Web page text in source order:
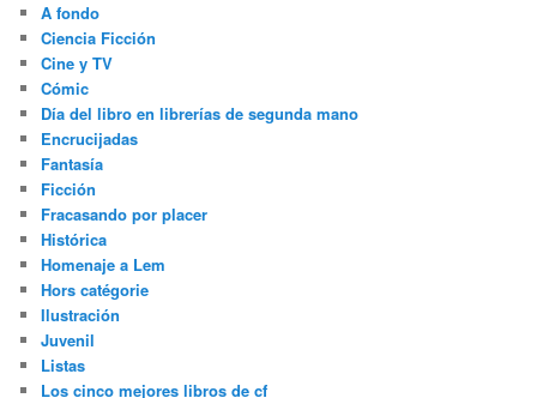
A fondo
Ciencia Ficción
Cine y TV
Cómic
Día del libro en librerías de segunda mano
Encrucijadas
Fantasía
Ficción
Fracasando por placer
Histórica
Homenaje a Lem
Hors catégorie
Ilustración
Juvenil
Listas
Los cinco mejores libros de cf